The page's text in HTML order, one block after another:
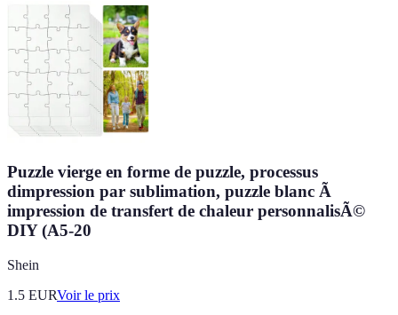
Puzzle vierge en forme de puzzle, processus
dimpression par sublimation, puzzle blanc Ã
impression de transfert de chaleur personnalisÃ©
DIY (A5-20
Shein
1.5 EURVoir le prix